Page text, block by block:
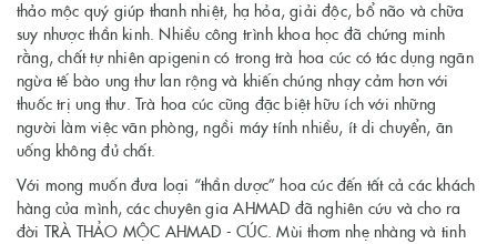
thảo mộc quý giúp thanh nhiệt, hạ hỏa, giải độc, bổ não và chữa
suy nhược thần kinh. Nhiều công trình khoa học đã chứng minh
rằng, chất tự nhiên apigenin có trong trà hoa cúc có tác dụng ngăn
ngừa tế bào ung thư lan rộng và khiến chúng nhạy cảm hơn với
thuốc trị ung thư. Trà hoa cúc cũng đặc biệt hữu ích với những
người làm việc văn phòng, ngồi máy tính nhiều, ít di chuyển, ăn
uống không đủ chất.
Với mong muốn đưa loại “thần dược” hoa cúc đến tất cả các khách
hàng của mình, các chuyên gia AHMAD đã nghiên cứu và cho ra
đời TRÀ THẢO MỘC AHMAD - CÚC. Mùi thơm nhẹ nhàng và tinh